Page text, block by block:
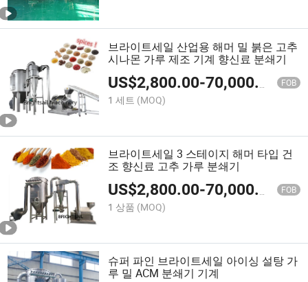
브라이트세일 산업용 해머 밀 붉은 고추
시나몬 가루 제조 기계 향신료 분쇄기
US$2,800.00-70,000.00 FOB
1 세트 (MOQ)
브라이트세일 3 스테이지 해머 타입 건
조 향신료 고추 가루 분쇄기
US$2,800.00-70,000.00 FOB
1 상품 (MOQ)
슈퍼 파인 브라이트세일 아이싱 설탕 가
루 밀 ACM 분쇄기 기계